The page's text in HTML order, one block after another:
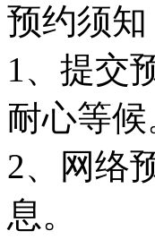
预约须知
1、提交
耐心等候
2、网络
息。